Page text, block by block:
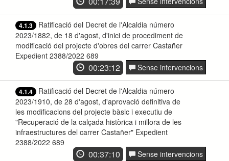
4.1.3
Ratificació del Decret de l'Alcaldia número
2023/1882, de 18 d'agost, d'inici de procediment de
modificació del projecte d'obres del carrer Castañer
Expedient 2388/2022 689
00:23:12 Sense intervencions
4.1.4
Ratificació del Decret de l'Alcaldia número
2023/1910, de 28 d'agost, d'aprovació definitiva de
les modificacions del projecte bàsic i executiu de
"Recuperació de la calçada històrica i millora de les
infraestructures del carrer Castañer" Expedient
2388/2022 689
00:37:10 Sense intervencions